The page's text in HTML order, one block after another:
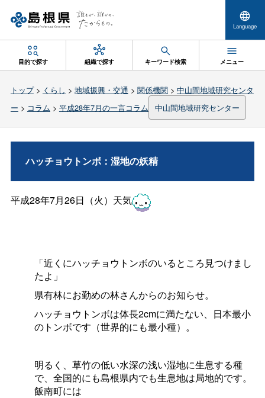
Language
目的で探す 組織で探す キーワード検索 メニュー
トップ> くらし > 地域振興・交通 > 関係機関> 中山間地域研究センタ
ー > コラム > 平成28年7月の一言コラム 中山間地域研究センター
ハッチョウトンボ：湿地の妖精
平成28年7月26日（火）天気
「近くにハッチョウトンボのいるところ見つけまし
たよ」
県有林にお勤めの林さんからのお知らせ。
ハッチョウトンボは体長2cmに満たない、日本最小
のトンボです（世界的にも最小種）。
明るく、草竹の低い水深の浅い湿地に生息する種
で、全国的にも島根県内でも生息地は局地的です。
飯南町には